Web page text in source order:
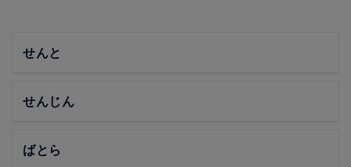
せんと
せんじん
ばとら